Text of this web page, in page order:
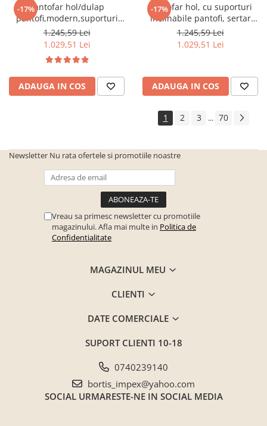
-17%Pantofar hol/dulap
pantofi,modern,suporturi
inclinabile,alb,120x85x28cm,Bortis
Impex
1.245,59 Lei
1.029,51 Lei
ADAUGA IN COS
-17%
Pantofar hol, cu suporturi
inclinabile pantofi, sertar
,stejar
sonoma,practic/modern,Bortis
1.245,59 Lei
1.029,51 Lei
ADAUGA IN COS
1 2 3 ... 70
Newsletter Nu rata ofertele si promotiile noastre
Vreau sa primesc newsletter cu promotiile
magazinului. Afla mai multe in Politica de
Confidentialitate
MAGAZINUL MEU
CLIENTI
DATE COMERCIALE
SUPORT CLIENTI 10-18
0740239140
bortis_impex@yahoo.com
SOCIAL URMARESTE-NE IN SOCIAL MEDIA